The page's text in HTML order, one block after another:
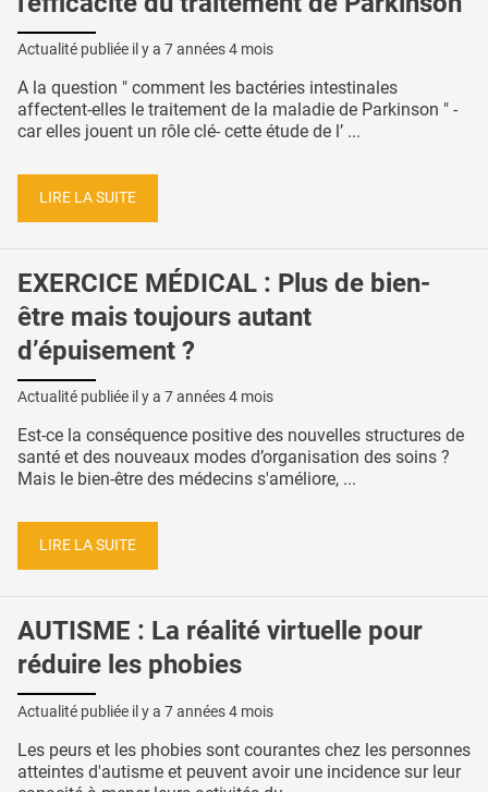
Actualité publiée il y a 7 années 4 mois
A la question " comment les bactéries intestinales
affectent-elles le traitement de la maladie de Parkinson " -
car elles jouent un rôle clé- cette étude de l’ ...
LIRE LA SUITE
EXERCICE MÉDICAL : Plus de bien-
être mais toujours autant
d’épuisement ?
Actualité publiée il y a 7 années 4 mois
Est-ce la conséquence positive des nouvelles structures de
santé et des nouveaux modes d’organisation des soins ?
Mais le bien-être des médecins s'améliore, ...
LIRE LA SUITE
AUTISME : La réalité virtuelle pour
réduire les phobies
Actualité publiée il y a 7 années 4 mois
Les peurs et les phobies sont courantes chez les personnes
atteintes d'autisme et peuvent avoir une incidence sur leur